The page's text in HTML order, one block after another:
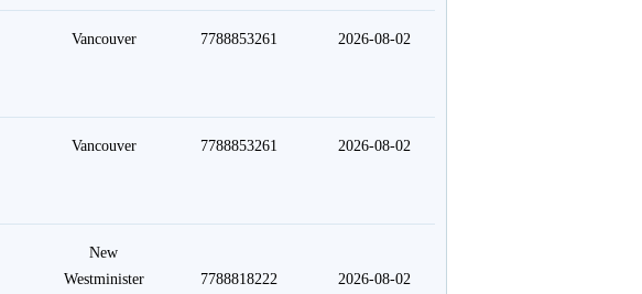
Vancouver 7788853261 2026-08-02
Vancouver 7788853261 2026-08-02
New
Westminister
7788818222 2026-08-02